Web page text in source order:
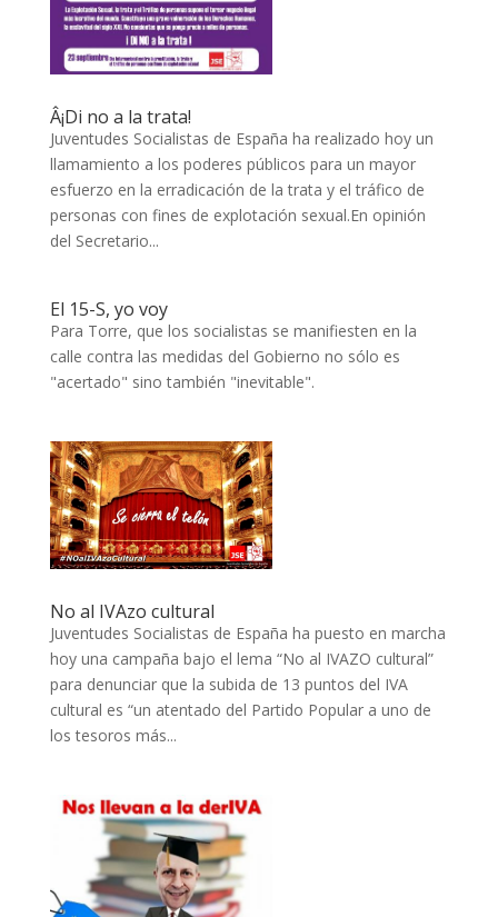
Â¡Di no a la trata!
Juventudes Socialistas de España ha realizado hoy un
llamamiento a los poderes públicos para un mayor
esfuerzo en la erradicación de la trata y el tráfico de
personas con fines de explotación sexual.En opinión
del Secretario...
El 15-S, yo voy
Para Torre, que los socialistas se manifiesten en la
calle contra las medidas del Gobierno no sólo es
"acertado" sino también "inevitable".
No al IVAzo cultural
Juventudes Socialistas de España ha puesto en marcha
hoy una campaña bajo el lema “No al IVAZO cultural”
para denunciar que la subida de 13 puntos del IVA
cultural es “un atentado del Partido Popular a uno de
los tesoros más...